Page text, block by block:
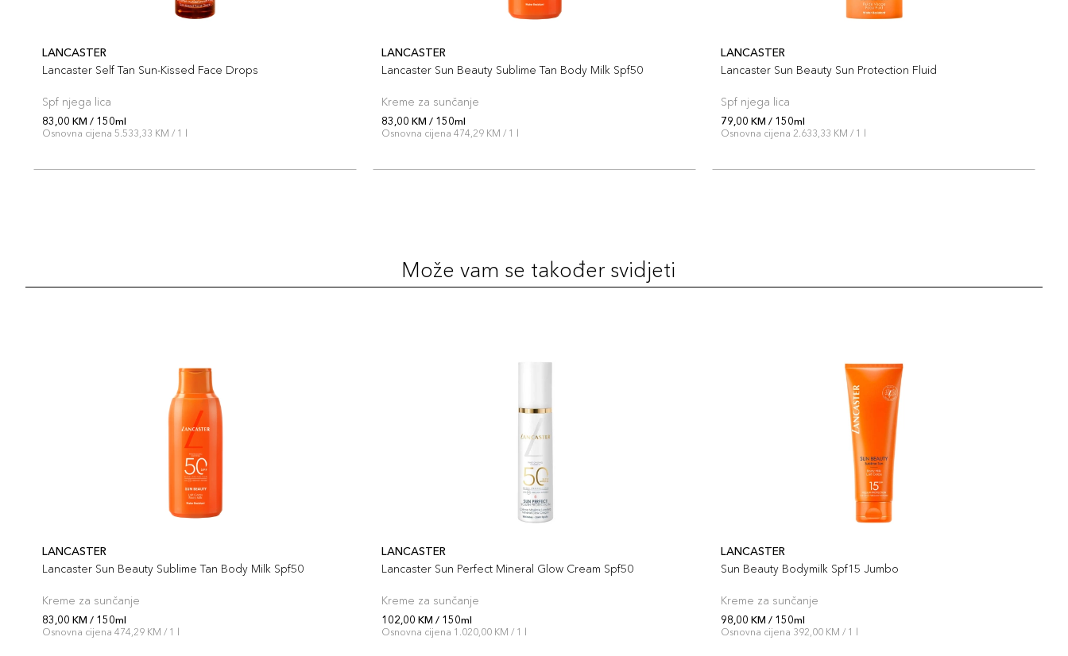
LANCASTER
Lancaster Self Tan Sun-Kissed Face Drops
Spf njega lica
83,00 KM / 150ml
Osnovna cijena 5.533,33 KM / 1 l
LANCASTER
Lancaster Sun Beauty Sublime Tan Body Milk Spf50
Kreme za sunčanje
83,00 KM / 150ml
Osnovna cijena 474,29 KM / 1 l
LANCASTER
Lancaster Sun Beauty Sun Protection Fluid
Spf njega lica
79,00 KM / 150ml
Osnovna cijena 2.633,33 KM / 1 l
Može vam se također svidjeti
LANCASTER
Lancaster Sun Beauty Sublime Tan Body Milk Spf50
Kreme za sunčanje
83,00 KM / 150ml
Osnovna cijena 474,29 KM / 1 l
LANCASTER
Lancaster Sun Perfect Mineral Glow Cream Spf50
Kreme za sunčanje
102,00 KM / 150ml
Osnovna cijena 1.020,00 KM / 1 l
LANCASTER
Sun Beauty Bodymilk Spf15 Jumbo
Kreme za sunčanje
98,00 KM / 150ml
Osnovna cijena 392,00 KM / 1 l